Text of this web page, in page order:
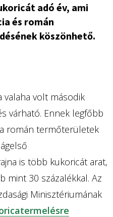
adó év, ami
és román
köszönhető.
valaha volt második
várható. Ennek legfőbb
román termőterületek
is több kukoricát arat,
mint 30 százalékkal. Az
Minisztériumának